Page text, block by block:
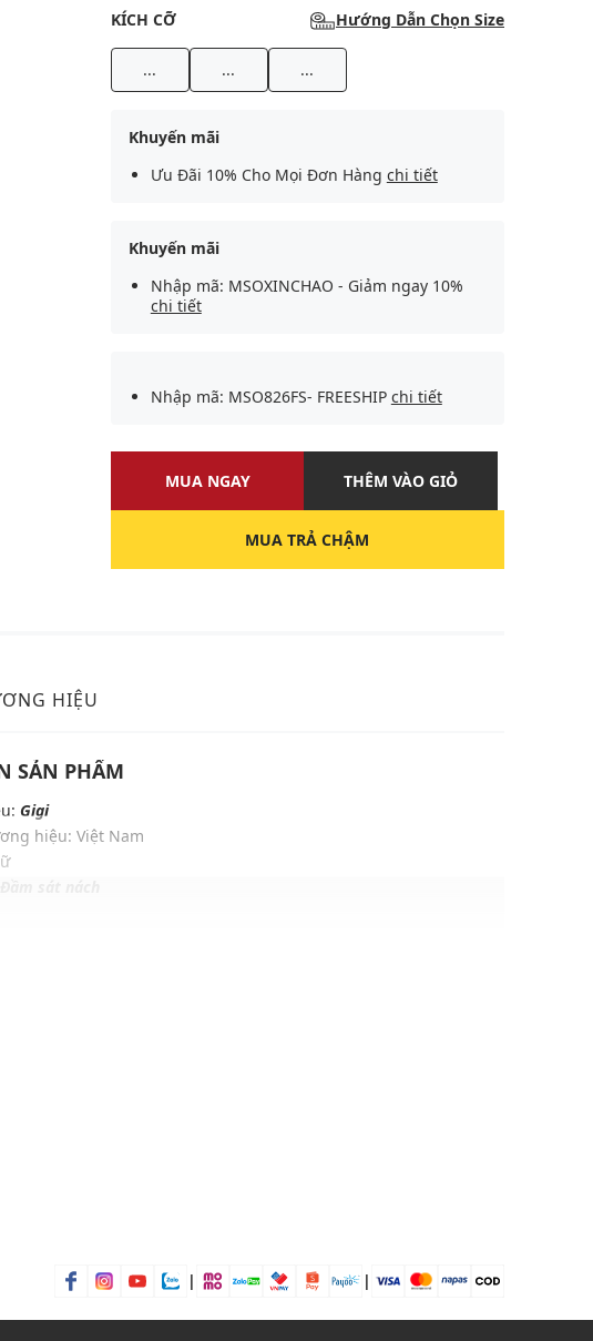
KÍCH CỠ Hướng Dẫn Chọn Size
... ... ...
Khuyến mãi
Ưu Đãi 10% Cho Mọi Đơn Hàng chi tiết
Khuyến mãi
Nhập mã: MSOXINCHAO - Giảm ngay 10%
chi tiết
Nhập mã: MSO826FS- FREESHIP chi tiết
MUA NGAY THÊM VÀO GIỎ
MUA TRẢ CHẬM
HIỆU
SẢN PHẨM
Gigi
hiệu: Việt Nam
| |